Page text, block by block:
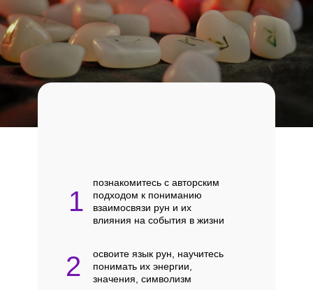
1
познакомитесь с авторским
подходом к пониманию
взаимосвязи рун и их
влияния на события в жизни
освоите язык рун, научитесь
понимать их энергии,
значения, символизм
2